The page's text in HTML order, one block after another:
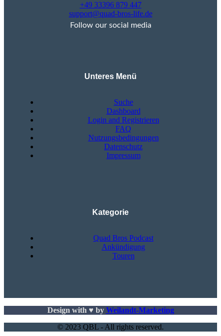
+49 33396 879 447
support@quad-bros-life.de
Follow our social media
Unteres Menü
Suche
Dashboard
Login and Registrieren
FAQ
Nutzungsbedingungen
Datenschutz
Impressum
Kategorie
Quad Bros Podcast
Ankündigung
Touren
Design with ♥ by Weilandt-Marketing
© 2023 QBL - All rights reserved.